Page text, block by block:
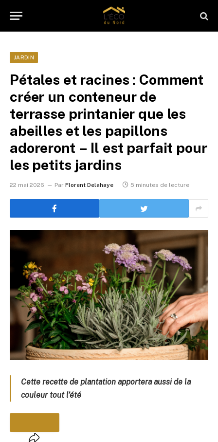
JARDIN
Pétales et racines : Comment
créer un conteneur de
terrasse printanier que les
abeilles et les papillons
adoreront – Il est parfait pour
les petits jardins
22 mai 2026 Par Florent Delahaye 5 minutes de lecture
Cette recette de plantation apportera aussi de la
couleur tout l’été